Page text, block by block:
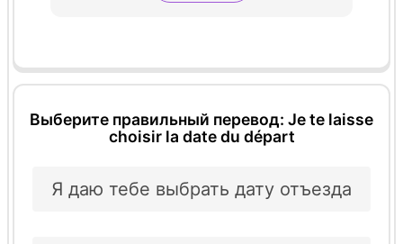
Выберите правильный перевод: Je te laisse
choisir la date du départ
Я даю тебе выбрать дату отъезда